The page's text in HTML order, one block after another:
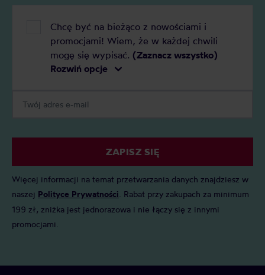
Chcę być na bieżąco z nowościami i
promocjami! Wiem, że w każdej chwili
mogę się wypisać. (Zaznacz wszystko)
Rozwiń opcje
ZAPISZ SIĘ
Więcej informacji na temat przetwarzania danych znajdziesz w
naszej Polityce Prywatności . Rabat przy zakupach za minimum
199 zł, zniżka jest jednorazowa i nie łączy się z innymi
promocjami.